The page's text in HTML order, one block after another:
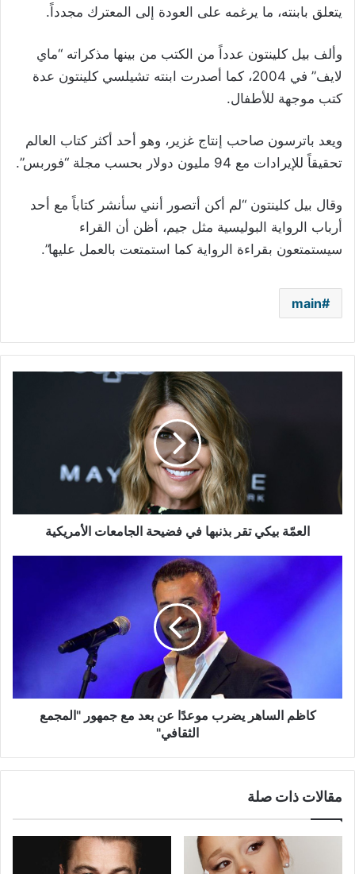
يتعلق بابنته، ما يرغمه على العودة إلى المعترك مجدداً.
وألف بيل كلينتون عدداً من الكتب من بينها مذكراته “ماي
لايف” في 2004، كما أصدرت ابنته تشيلسي كلينتون عدة
كتب موجهة للأطفال.
ويعد باترسون صاحب إنتاج غزير، وهو أحد أكثر كتاب العالم
تحقيقاً للإيرادات مع 94 مليون دولار بحسب مجلة “فوربس”.
وقال بيل كلينتون “لم أكن أتصور أنني سأنشر كتاباً مع أحد
أرباب الرواية البوليسية مثل جيم، أظن أن القراء
سيستمتعون بقراءة الرواية كما استمتعت بالعمل عليها”.
main
الجامعات
العمّة بيكي تقر بذنبها في فضيحة الجامعات الأمريكية
كاظم
الساهر
يضرب
"المجمع
الثقافي"كاظم الساهر يضرب موعدًا عن بعد مع جمهور "المجمع
الثقافي"
مقالات ذات صلة